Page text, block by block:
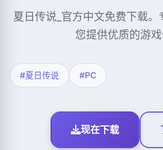
夏日传说_官方中文免费下载
您提供优质的游戏
#夏日传说 #PC
现在下载